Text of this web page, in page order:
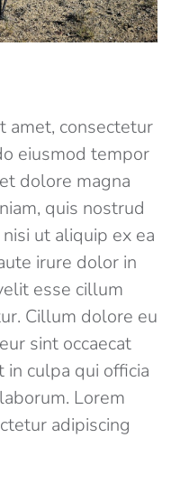
amet, consectetur
eiusmod tempor
dolore magna
quis nostrud
ut aliquip ex ea
irure dolor in
esse cillum
Cillum dolore eu
sint occaecat
culpa qui officia
Lorem
adipiscing